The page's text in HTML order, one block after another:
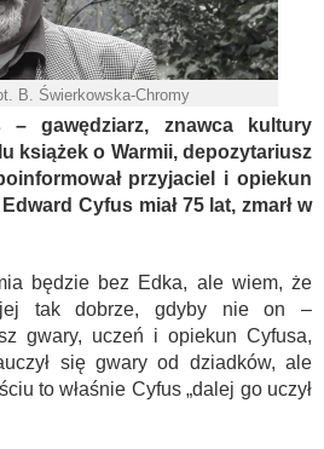
B. Świerkowska-Chromy
– gawędziarz, znawca kultury
książek o Warmii, depozytariusz
przyjaciel i opiekun
Cyfus miał 75 lat, zmarł w
będzie bez Edka, ale wiem, że
tak dobrze, gdyby nie on –
gwary, uczeń i opiekun Cyfusa,
się gwary od dziadków, ale
to właśnie Cyfus „dalej go uczył